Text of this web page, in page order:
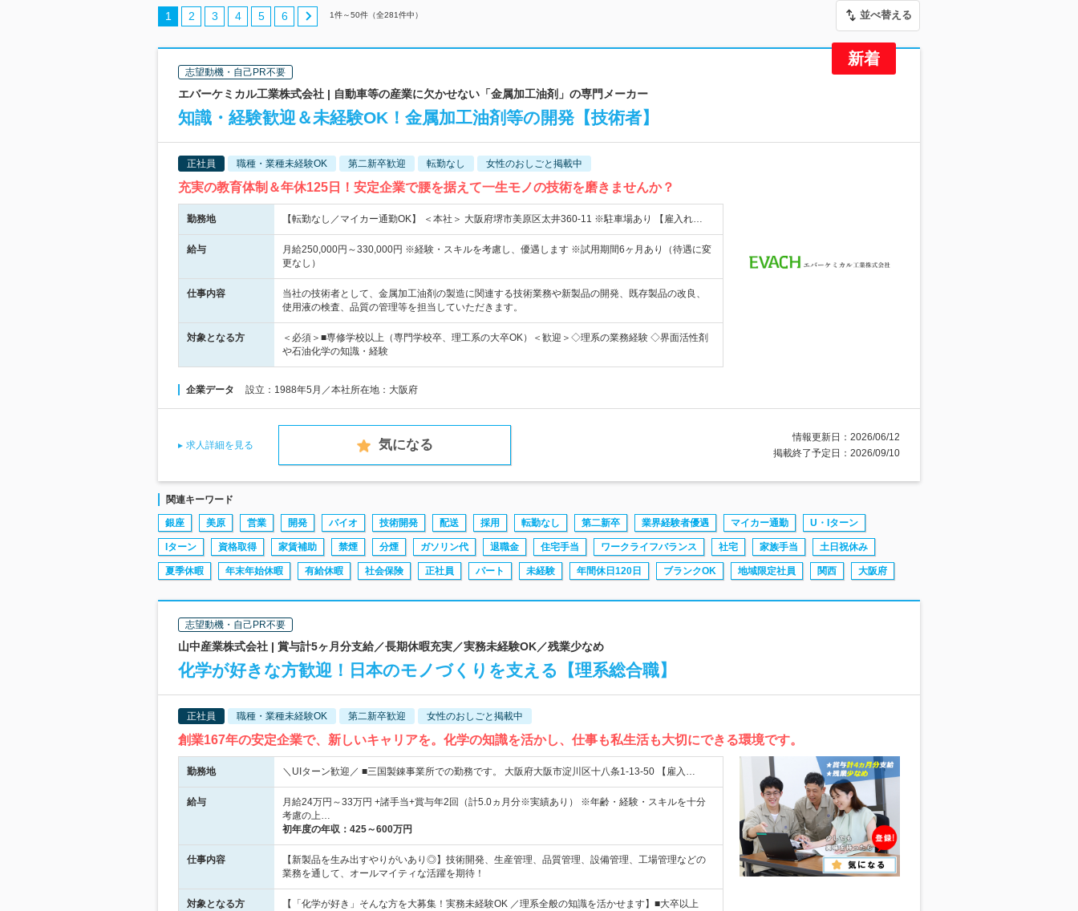
1 2 3 4 5 6 1件～50件（全281件中） 並べ替える
志望動機・自己PR不要
エバーケミカル工業株式会社 | 自動車等の産業に欠かせない「金属加工油剤」の専門メーカー
知識・経験歓迎＆未経験OK！金属加工油剤等の開発【技術者】
正社員 職種・業種未経験OK 第二新卒歓迎 転勤なし 女性のおしごと掲載中
充実の教育体制＆年休125日！安定企業で腰を据えて一生モノの技術を磨きませんか？
勤務地 【転勤なし／マイカー通勤OK】 ＜本社＞ 大阪府堺市美原区太井360-11 ※駐車場あり 【雇入れ…
給与
月給250,000円～330,000円 ※経験・スキルを考慮し、優遇します ※試用期間6ヶ月あり（待遇に変
更なし）
仕事内容
当社の技術者として、金属加工油剤の製造に関連する技術業務や新製品の開発、既存製品の改良、
使用液の検査、品質の管理等を担当していただきます。
対象となる方
＜必須＞■専修学校以上（専門学校卒、理工系の大卒OK）＜歓迎＞◇理系の業務経験 ◇界面活性剤
や石油化学の知識・経験
企業データ 設立：1988年5月／本社所在地：大阪府
求人詳細を見る 気になる
情報更新日：2026/06/12
掲載終了予定日：2026/09/10
関連キーワード
銀座 美原 営業 開発 バイオ 技術開発 配送 採用 転勤なし 第二新卒 業界経験者優遇 マイカー通勤 U・Iターン
Iターン 資格取得 家賃補助 禁煙 分煙 ガソリン代 退職金 住宅手当 ワークライフバランス 社宅 家族手当 土日祝休み
夏季休暇 年末年始休暇 有給休暇 社会保険 正社員 パート 未経験 年間休日120日 ブランクOK 地域限定社員 関西 大阪府
志望動機・自己PR不要
山中産業株式会社 | 賞与計5ヶ月分支給／長期休暇充実／実務未経験OK／残業少なめ
化学が好きな方歓迎！日本のモノづくりを支える【理系総合職】
正社員 職種・業種未経験OK 第二新卒歓迎 女性のおしごと掲載中
創業167年の安定企業で、新しいキャリアを。化学の知識を活かし、仕事も私生活も大切にできる環境です。
勤務地 ＼UIターン歓迎／ ■三国製錬事業所での勤務です。 大阪府大阪市淀川区十八条1-13-50 【雇入…
給与
月給24万円～33万円 +諸手当+賞与年2回（計5.0ヵ月分※実績あり） ※年齢・経験・スキルを十分
考慮の上…
初年度の年収： 425～600万円
仕事内容
【新製品を生み出すやりがいあり◎】技術開発、生産管理、品質管理、設備管理、工場管理などの
業務を通して、オールマイティな活躍を期待！
対象となる方
【「化学が好き」そんな方を大募集！実務未経験OK ／理系全般の知識を活かせます】■大卒以上